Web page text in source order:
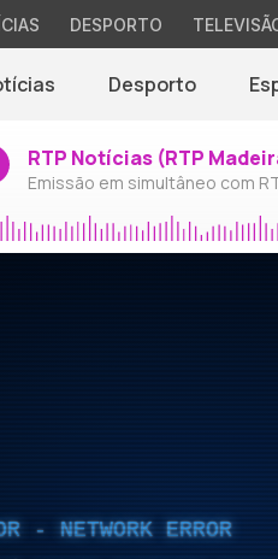
DESPORTO
Desporto
RTP Notícias (RTP
Emissão em simultâneo com
- NETWORK ERROR